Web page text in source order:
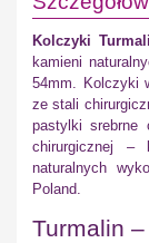
Kolczyki
kamieni
54mm. Kolczyki
ze stali
pastylki srebrne
chirurgicznej
naturalnych
Poland.
Turmalin